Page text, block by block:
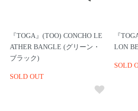
『TOGA』(TOO) CONCHO LE
ATHER BANGLE (グリーン・
ブラック)
SOLD OUT
『
LON
SOLD